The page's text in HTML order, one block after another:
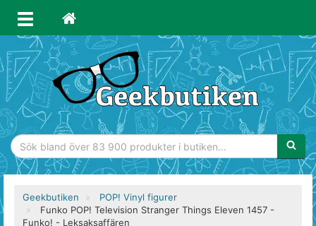
Geekbutiken
POP! Vinyl figurer
Funko POP! Television Stranger Things Eleven 1457 -
Funko! - Leksaksaffären